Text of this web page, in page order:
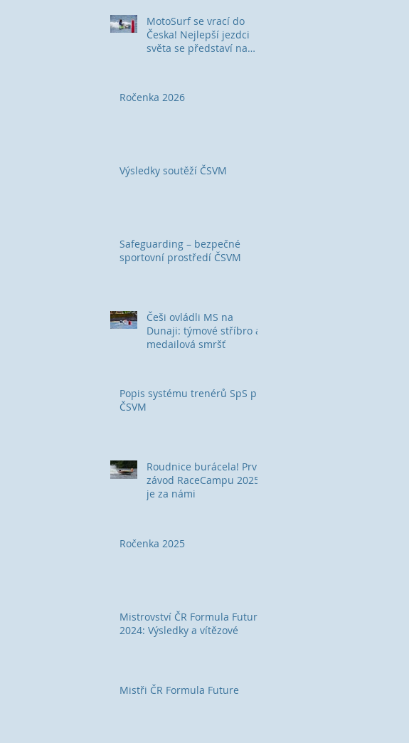
MotoSurf se vrací do
Česka! Nejlepší jezdci
světa se představí na
Ročenka 2026
Výsledky soutěží ČSVM
Safeguarding – bezpečné
sportovní prostředí ČSVM
Češi ovládli MS na
Dunaji: týmové stříbro a
medailová smršť
Popis systému trenérů SpS při
ČSVM
Roudnice burácela! První
závod RaceCampu 2025
je za námi
Ročenka 2025
Mistrovství ČR Formula Future
2024: Výsledky a vítězové
Mistři ČR Formula Future